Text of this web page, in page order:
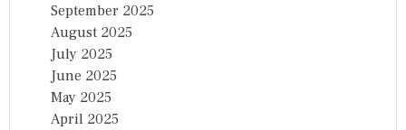
September 2025
August 2025
July 2025
June 2025
May 2025
April 2025